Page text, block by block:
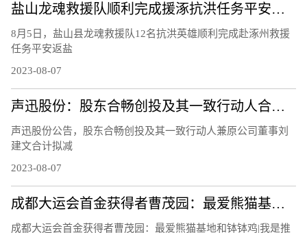
盐山龙魂救援队顺利完成援涿抗洪任务平安凯旋
8月5日，盐山县龙魂救援队12名抗洪英雄顺利完成赴涿州救援
任务平安返盐
2023-08-07
​声迅股份：股东合畅创投及其一致行动人合计拟减持不超 2.44%股份
声迅股份公告，股东合畅创投及其一致行动人兼原公司董事刘
建文合计拟减
2023-08-07
成都大运会首金获得者曹茂园：最爱熊猫基地和钵钵鸡 | 我是推荐官
成都大运会首金获得者曹茂园：最爱熊猫基地和钵钵鸡|我是推